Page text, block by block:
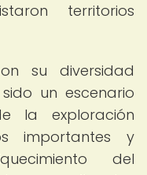
territorios
su diversidad
un escenario
la exploración
importantes y
del